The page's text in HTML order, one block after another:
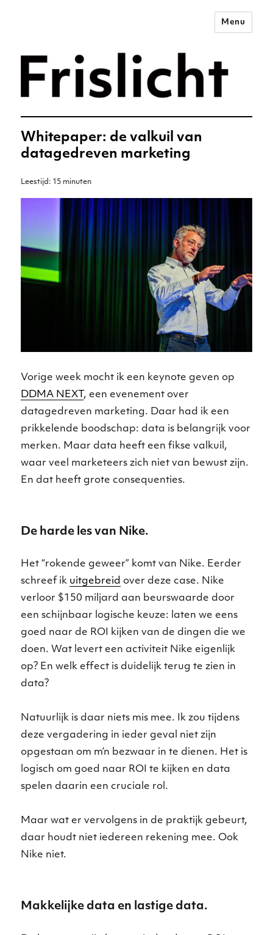
Merkstrategie voor het
digitale tijdperk –
Frislicht
Menu
Whitepaper: de valkuil van
datagedreven marketing
Leestijd: 15 minuten
Vorige week mocht ik een keynote geven op
DDMA NEXT , een evenement over
datagedreven marketing. Daar had ik een
prikkelende boodschap: data is belangrijk voor
merken. Maar data heeft een fikse valkuil,
waar veel marketeers zich niet van bewust zijn.
En dat heeft grote consequenties.
De harde les van Nike.
Het “rokende geweer” komt van Nike. Eerder
schreef ik uitgebreid over deze case. Nike
verloor $150 miljard aan beurswaarde door
een schijnbaar logische keuze: laten we eens
goed naar de ROI kijken van de dingen die we
doen. Wat levert een activiteit Nike eigenlijk
op? En welk effect is duidelijk terug te zien in
data?
Natuurlijk is daar niets mis mee. Ik zou tijdens
deze vergadering in ieder geval niet zijn
opgestaan om m’n bezwaar in te dienen. Het is
logisch om goed naar ROI te kijken en data
spelen daarin een cruciale rol.
Maar wat er vervolgens in de praktijk gebeurt,
daar houdt niet iedereen rekening mee. Ook
Nike niet.
Makkelijke data en lastige data.